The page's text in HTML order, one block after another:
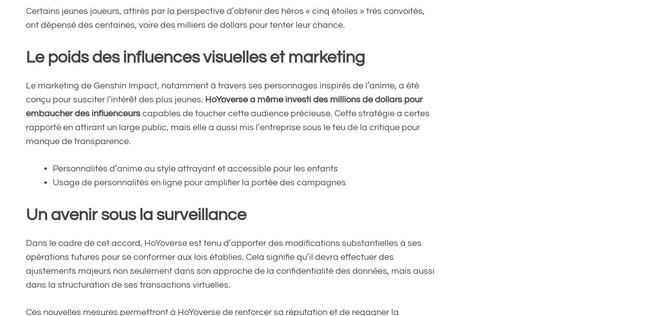
Certains jeunes joueurs, attirés par la perspective d’obtenir des héros « cinq étoiles » très convoités,
ont dépensé des centaines, voire des milliers de dollars pour tenter leur chance.
Le poids des influences visuelles et marketing
Le marketing de Genshin Impact, notamment à travers ses personnages inspirés de l’anime, a été
conçu pour susciter l’intérêt des plus jeunes. HoYoverse a même investi des millions de dollars pour
embaucher des influenceurs capables de toucher cette audience précieuse. Cette stratégie a certes
rapporté en attirant un large public, mais elle a aussi mis l’entreprise sous le feu de la critique pour
manque de transparence.
Personnalités d’anime au style attrayant et accessible pour les enfants
Usage de personnalités en ligne pour amplifier la portée des campagnes
Un avenir sous la surveillance
Dans le cadre de cet accord, HoYoverse est tenu d’apporter des modifications substantielles à ses
opérations futures pour se conformer aux lois établies. Cela signifie qu’il devra effectuer des
ajustements majeurs non seulement dans son approche de la confidentialité des données, mais aussi
dans la structuration de ses transactions virtuelles.
Ces nouvelles mesures permettront à HoYoverse de renforcer sa réputation et de regagner la